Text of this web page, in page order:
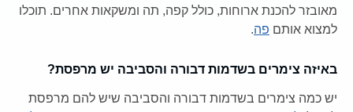
מאובזר להכנת ארוחות, כולל קפה, תה ומשקאות אחרים. תוכלו
למצוא אותם פה.
באיזה צימרים בשדמות דבורה והסביבה יש מרפסת?
יש כמה צימרים בשדמות דבורה והסביבה שיש להם מרפסת